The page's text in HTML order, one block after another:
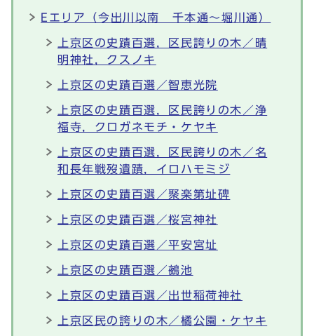
Eエリア（今出川以南 千本通～堀川通）
上京区の史蹟百選，区民誇りの木／晴
明神社，クスノキ
上京区の史蹟百選／智恵光院
上京区の史蹟百選，区民誇りの木／浄
福寺，クロガネモチ・ケヤキ
上京区の史蹟百選，区民誇りの木／名
和長年戦歿遺蹟，イロハモミジ
上京区の史蹟百選／聚楽第址碑
上京区の史蹟百選／桜宮神社
上京区の史蹟百選／平安宮址
上京区の史蹟百選／鵺池
上京区の史蹟百選／出世稲荷神社
上京区民の誇りの木／橘公園・ケヤキ